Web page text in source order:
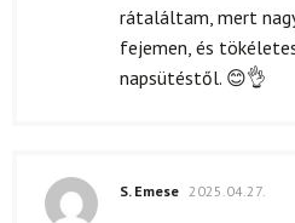
rátaláltam, mert
fejemen, és
napsütéstől. 😊👌
S. Emese 2025.04.27.